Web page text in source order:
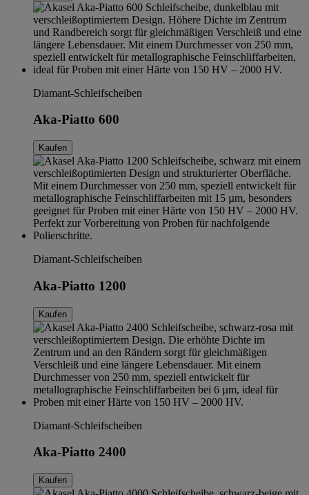
Diamant-Schleifscheiben
Aka-Piatto 600
Kaufen
Diamant-Schleifscheiben
Aka-Piatto 1200
Kaufen
Diamant-Schleifscheiben
Aka-Piatto 2400
Kaufen